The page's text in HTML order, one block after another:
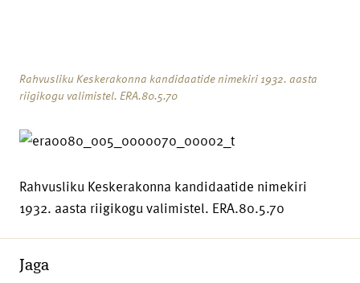
Rahvusliku Keskerakonna kandidaatide nimekiri 1932. aasta
riigikogu valimistel. ERA.80.5.70
Rahvusliku Keskerakonna kandidaatide nimekiri
1932. aasta riigikogu valimistel. ERA.80.5.70
Jaga